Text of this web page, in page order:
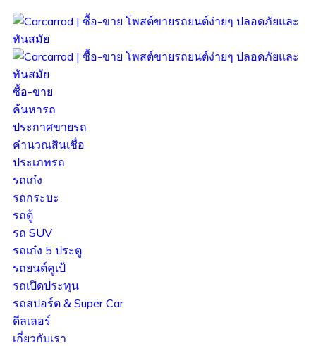
ซื้อ-ขาย
ค้นหารถ
ประกาศขายรถ
คำนวณสินเชื่อ
ประเภทรถ
รถเก๋ง
รถกระบะ
รถตู้
รถ SUV
รถเก๋ง 5 ประตู
รถยนต์คูเป้
รถเปิดประทุน
รถสปอร์ต & Super Car
ดีลเลอร์
เกี่ยวกับเรา